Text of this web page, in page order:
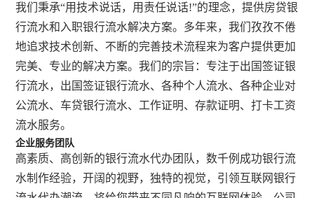
我们秉承“用技术说话，用责任说话!”的理念，提供房贷银
行流水和入职银行流水解决方案。多年来，我们孜孜不倦
地追求技术创新、不断的完善技术流程来为客户提供更加
完美、专业的解决方案。我们的宗旨：专注于出国签证银
行流水，出国签证银行流水、各种个人流水、各种企业对
公流水、车贷银行流水、工作证明、存款证明、打卡工资
流水服务。
企业服务团队
高素质、高创新的银行流水代办团队，数千例成功银行流
水制作经验，开阔的视野，独特的视觉，引领互联网银行